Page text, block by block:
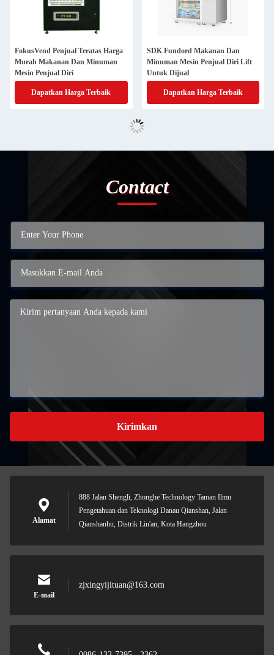
FokusVend Penjual Teratas Harga
Murah Makanan Dan Minuman
Mesin Penjual Diri
Dapatkan Harga Terbaik
SDK Fundord Makanan Dan
Minuman Mesin Penjual Diri Lift
Untuk Dijual
Dapatkan Harga Terbaik
Contact
Kirimkan
Alamat
888 Jalan Shengli, Zhonghe Technology Taman Ilmu
Pengetahuan dan Teknologi Danau Qianshan, Jalan
Qianshanhu, Distrik Lin'an, Kota Hangzhou
E-mail
zjxingyijituan@163.com